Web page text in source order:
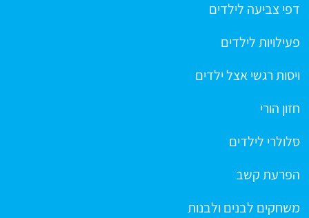
דפי צביעה לילדים
פעילויות לילדים
ויסות רגשי אצל ילדים
חזון הורי
סלולרי לילדים
הפרעת קשב
משחקים לבנים ולבנות